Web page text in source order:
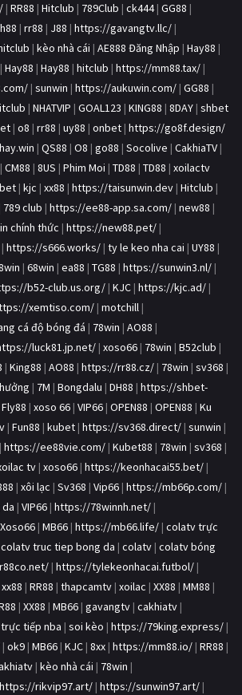
| RR88 | Hitclub | 789Club | ck444| GG88 |
| rr88 | J88 | https://gavangtv.llc/ |
| kèo nhà cái | AE888 Đăng Nhập | Hay88 |
| Hay88 | Hay88 | hitclub | https://mm88.tax/ |
| sunwin | https://aukuwin.com/ | GG88 |
| NHATVIP | GOAL123 | KING88 | 8DAY | shbet
| o8 | rr88 | uy88 | onbet | https://go8f.design/
hay.win | QS88 | O8 | go88 | Socolive | CakhiaTV |
| CM88 | 8US | Phim Moi | TD88 | TD88 | xoilactv
| kjc | xx88 | https://taisunwin.dev | Hitclub |
789 club | https://ee88-app.sa.com/ | new88 |
chính thức | https://new88.pet/ |
| https://s666.works/ | ty le keo nha cai | UY88 |
| 68win | ea88 | TG88 | https://sunwin3.nl/ |
b52-club.us.org/ | KJC | https://kjc.ad/ |
xemtiso.com/ | motchill |
cá độ bóng đá | 78win | AO88 |
luck81.jp.net/ | xoso66 | 78win | B52club |
| King88 | AO88 | https://rr88.cz/ | 78win | sv368 |
| 7M | Bongdalu | DH88 | https://shbet-
Fly88 | xoso 66 | VIP66 | OPEN88 | OPEN88 | Ku
| Fun88 | kubet | https://sv368.direct/ | sunwin |
| https://ee88vie.com/ | Kubet88 | 78win | sv368 |
tv | xoso66 | https://keonhacai55.bet/ |
| xôi lạc | Sv368 | Vip66 | https://mb66p.com/ |
| VIP66 | https://78winnh.net/ |
Xoso66 | MB66 | https://mb66.life/ | colatv trực
colatv truc tiep bong da | colatv | colatv bóng
| https://tylekeonhacai.futbol/ |
xx88 | RR88 | thapcamtv | xoilac | XX88 | MM88 |
| XX88 | MB66 | gavangtv | cakhiatv |
trực tiếp nba | soi kèo | https://79king.express/ |
| ok9 | MB66 | KJC | 8xx | https://mm88.io/ | RR88 |
| kèo nhà cái | 78win |
https://rikvip97.art/ | https://sunwin97.art/ |